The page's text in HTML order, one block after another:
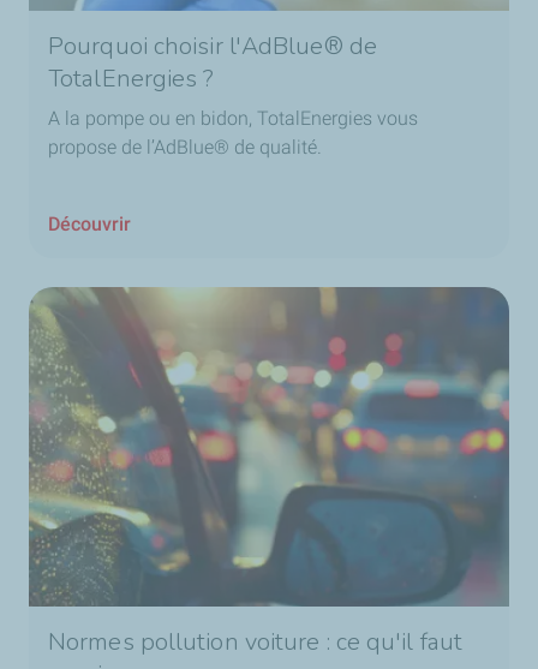
Pourquoi choisir l'AdBlue® de
TotalEnergies ?
A la pompe ou en bidon, TotalEnergies vous
propose de l’AdBlue® de qualité.
Découvrir
Normes pollution voiture : ce qu'il faut